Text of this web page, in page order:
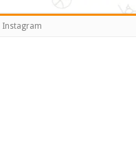
Instagram